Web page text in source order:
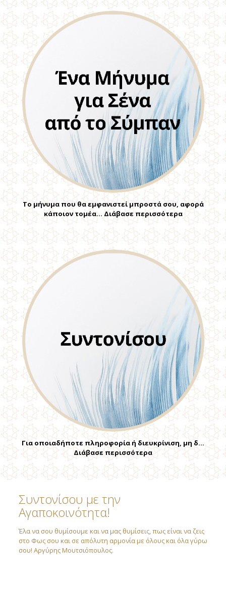
Το μήνυμα που θα εμφανιστεί μπροστά σου, αφορά
κάποιον τομέα… Διάβασε περισσότερα
Για οποιαδήποτε πληροφορία ή διευκρίνιση, μη δ…
Διάβασε περισσότερα
Συντονίσου με την
Αγαποκοινότητα!
Έλα να σου θυμίσουμε και να μας θυμίσεις, πως είναι να ζεις
στο Φως σου και σε απόλυτη αρμονία με όλους και όλα γύρω
σου! Αργύρης Μουτσιόπουλος.